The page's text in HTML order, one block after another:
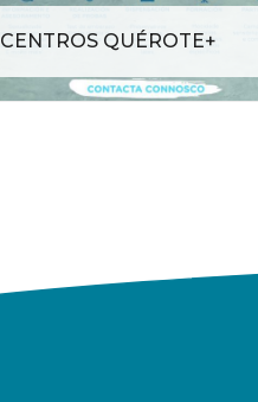
CENTROS QUÉROTE+